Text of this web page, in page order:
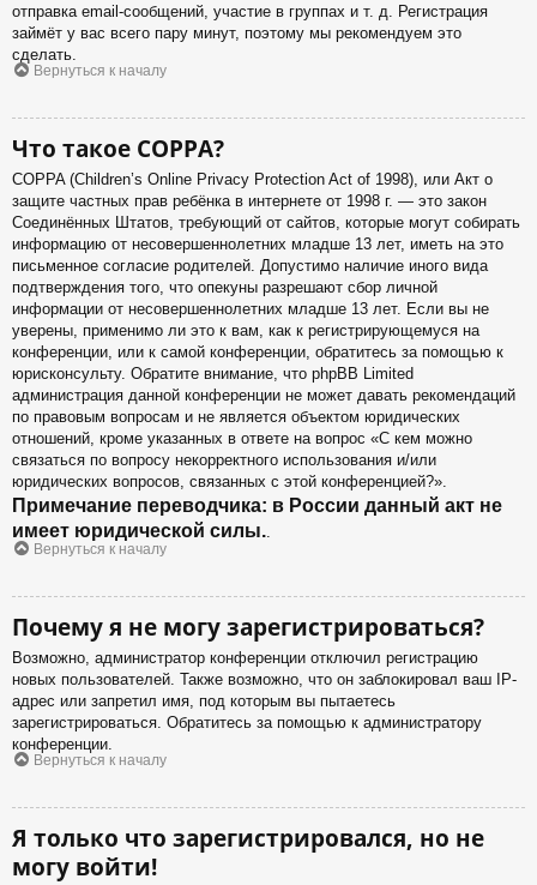
отправка email-сообщений, участие в группах и т. д. Регистрация
займёт у вас всего пару минут, поэтому мы рекомендуем это
сделать.
Вернуться к началу
Что такое COPPA?
COPPA (Children’s Online Privacy Protection Act of 1998), или Акт о
защите частных прав ребёнка в интернете от 1998 г. — это закон
Соединённых Штатов, требующий от сайтов, которые могут собирать
информацию от несовершеннолетних младше 13 лет, иметь на это
письменное согласие родителей. Допустимо наличие иного вида
подтверждения того, что опекуны разрешают сбор личной
информации от несовершеннолетних младше 13 лет. Если вы не
уверены, применимо ли это к вам, как к регистрирующемуся на
конференции, или к самой конференции, обратитесь за помощью к
юрисконсульту. Обратите внимание, что phpBB Limited
администрация данной конференции не может давать рекомендаций
по правовым вопросам и не является объектом юридических
отношений, кроме указанных в ответе на вопрос «С кем можно
связаться по вопросу некорректного использования и/или
юридических вопросов, связанных с этой конференцией?».
Примечание переводчика: в России данный акт не
имеет юридической силы..
Вернуться к началу
Почему я не могу зарегистрироваться?
Возможно, администратор конференции отключил регистрацию
новых пользователей. Также возможно, что он заблокировал ваш IP-
адрес или запретил имя, под которым вы пытаетесь
зарегистрироваться. Обратитесь за помощью к администратору
конференции.
Вернуться к началу
Я только что зарегистрировался, но не
могу войти!